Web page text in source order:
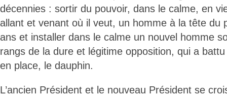
décennies : sortir du pouvoir, dans le calme, en
allant et venant où il veut, un homme à la tête du
ans et installer dans le calme un nouvel homme
rangs de la dure et légitime opposition, qui a
en place, le dauphin.
L’ancien Président et le nouveau Président se